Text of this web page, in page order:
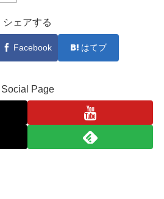
シェアする
Facebook はてブ
Social Page